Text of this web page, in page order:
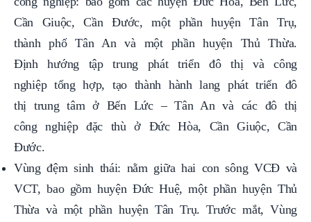
Cần Giuộc, Cần Đước, một phần huyện Tân Trụ,
thành phố Tân An và một phần huyện Thủ Thừa.
Định hướng tập trung phát triển đô thị và công
nghiệp tổng hợp, tạo thành hành lang phát triển đô
thị trung tâm ở Bến Lức – Tân An và các đô thị
công nghiệp đặc thù ở Đức Hòa, Cần Giuộc, Cần
Đước.
Vùng đệm sinh thái: nằm giữa hai con sông VCĐ và
VCT, bao gồm huyện Đức Huệ, một phần huyện Thủ
Thừa và một phần huyện Tân Trụ. Trước mắt, Vùng